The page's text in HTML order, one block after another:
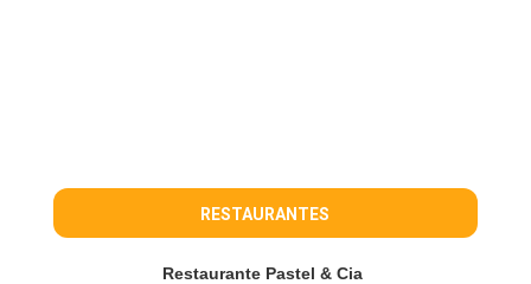
RESTAURANTES
Restaurante Pastel & Cia